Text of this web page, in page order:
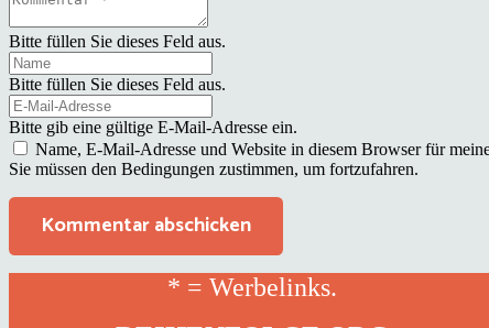
Bitte füllen Sie dieses Feld aus.
Bitte füllen Sie dieses Feld aus.
Bitte gib eine gültige E-Mail-Adresse ein.
Name, E-Mail-Adresse und Website in diesem Browser für
Sie müssen den Bedingungen zustimmen, um fortzufahren.
Kommentar abschicken
* = Werbelinks.